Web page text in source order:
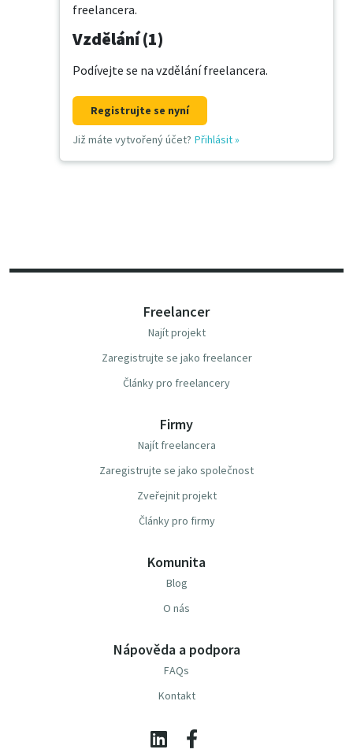
freelancera.
Vzdělání (1)
Podívejte se na vzdělání freelancera.
Registrujte se nyní
Již máte vytvořený účet? Přihlásit»
Freelancer
Najít projekt
Zaregistrujte se jako freelancer
Články pro freelancery
Firmy
Najít freelancera
Zaregistrujte se jako společnost
Zveřejnit projekt
Články pro firmy
Komunita
Blog
O nás
Nápověda a podpora
FAQs
Kontakt